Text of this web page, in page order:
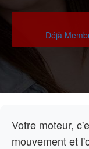
Déjà
Votre moteur,
mouvement et